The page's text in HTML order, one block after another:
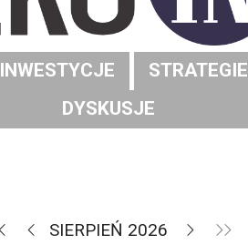
INWESTYCJE STRATEGIE
DYSKUSJE
SIERPIEŃ 2026